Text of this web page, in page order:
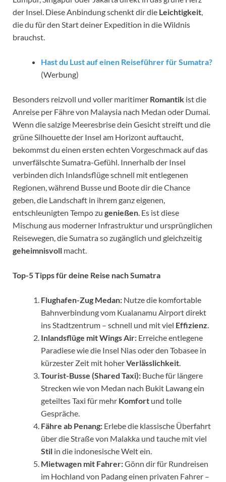
der Insel. Diese Anbindung schenkt dir die Leichtigkeit,
die du für den Start deiner Expedition in die Wildnis
brauchst.
Hast du Lust auf einen Reiseführer für Sumatra?
(Werbung)
Besonders reizvoll und voller maritimer Romantik ist die
Anreise per Fähre von Malaysia nach Medan oder Dumai.
Wenn die salzige Meeresbrise dein Gesicht streift und die
grüne Silhouette der Insel am Horizont auftaucht,
bekommst du einen ersten echten Vorgeschmack auf das
unverfälschte Sumatra-Gefühl. Innerhalb der Insel
verbinden dich Inlandsflüge schnell mit entlegenen
Regionen, während Busse und Boote dir die Chance
geben, die Landschaft in ihrem ganz eigenen,
entschleunigten Tempo zu genießen. Es ist diese
Mischung aus moderner Infrastruktur und ursprünglichen
Reisewegen, die Sumatra so zugänglich und gleichzeitig
geheimnisvoll macht.
Top-5 Tipps für deine Reise nach Sumatra
Flughafen-Zug Medan: Nutze die komfortable
Bahnverbindung vom Kualanamu Airport direkt
ins Stadtzentrum – schnell und mit viel Effizienz.
Inlandsflüge mit Wings Air: Erreiche entlegene
Paradiese wie die Insel Nias oder den Tobasee in
kürzester Zeit mit hoherVerlässlichkeit.
Tourist-Busse (Shared Taxi): Buche für längere
Strecken wie von Medan nach Bukit Lawang ein
geteiltes Taxi für mehr Komfort und tolle
Gespräche.
Fähre ab Penang: Erlebe die klassische Überfahrt
über die Straße von Malakka und tauche mit viel
Stil in die indonesische Welt ein.
Mietwagen mit Fahrer:Gönn dir für Rundreisen
im Hochland von Padang einen privaten Fahrer –